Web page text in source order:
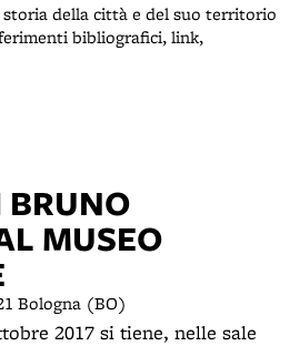
della città e del suo territorio
bibliografici, link,
BRUNO
MUSEO
Bologna (BO)
2017 si tiene, nelle sale